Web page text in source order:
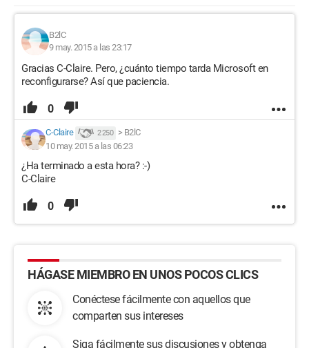
B2lC
9 may. 2015 a las 23:17
Gracias C-Claire. Pero, ¿cuánto tiempo tarda Microsoft en
reconfigurarse? Así que paciencia.
0
C-Claire 2 250 > B2lC
10 may. 2015 a las 06:23
¿Ha terminado a esta hora? :-)
C-Claire
0
HÁGASE MIEMBRO EN UNOS POCOS CLICS
Conéctese fácilmente con aquellos que
comparten sus intereses
Siga fácilmente sus discusiones y obtenga